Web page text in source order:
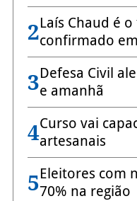
2Laís Chaud é
confirmado
3Defesa Civil
e amanhã
4Curso vai
artesanais
5Eleitores com
70% na região